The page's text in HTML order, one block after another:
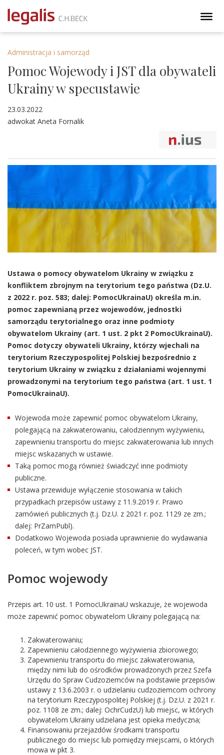
Administracja i samorząd
Pomoc Wojewody i JST dla obywateli
Ukrainy w specustawie
23.03.2022
adwokat Aneta Fornalik
Ustawa o pomocy obywatelom Ukrainy w związku z
konfliktem zbrojnym na terytorium tego państwa (Dz.U.
z 2022 r. poz. 583; dalej: PomocUkrainaU) określa m.in.
pomoc zapewnianą przez wojewodów, jednostki
samorządu terytorialnego oraz inne podmioty
obywatelom Ukrainy (art. 1 ust. 2 pkt 2 PomocUkrainaU).
Pomoc dotyczy obywateli Ukrainy, którzy wjechali na
terytorium Rzeczypospolitej Polskiej bezpośrednio z
terytorium Ukrainy w związku z działaniami wojennymi
prowadzonymi na terytorium tego państwa (art. 1 ust. 1
PomocUkrainaU).
Wojewoda może zapewnić pomoc obywatelom Ukrainy,
polegającą na zakwaterowaniu, całodziennym wyżywieniu,
zapewnieniu transportu do miejsc zakwaterowania lub innych
miejsc wskazanych w ustawie.
Taką pomoc mogą również świadczyć inne podmioty
publiczne.
Ustawa przewiduje wyłączenie stosowania w takich
przypadkach przepisów ustawy z 11.9.2019 r. Prawo
zamówień publicznych (t.j. Dz.U. z 2021 r. poz. 1129 ze zm.;
dalej: PrZamPubl).
Dodatkowo Wojewoda posiada uprawnienie do wydawania
poleceń, w tym wobec JST.
Pomoc wojewody
Przepis art. 10 ust. 1 PomocUkrainaU wskazuje, że wojewoda
może zapewnić pomoc obywatelom Ukrainy polegającą na:
Zakwaterowaniu;
Zapewnieniu całodziennego wyżywienia zbiorowego;
Zapewnieniu transportu do miejsc zakwaterowania,
między nimi lub do ośrodków prowadzonych przez Szefa
Urzędu do Spraw Cudzoziemców na podstawie przepisów
ustawy z 13.6.2003 r. o udzielaniu cudzoziemcom ochrony
na terytorium Rzeczypospolitej Polskiej (t.j. Dz.U. z 2021 r.
poz. 1108 ze zm.; dalej: OchrCudzU) lub miejsc, w których
obywatelom Ukrainy udzielana jest opieka medyczna;
Finansowaniu przejazdów środkami transportu
publicznego do miejsc lub pomiędzy miejscami, o których
mowa w pkt 3.